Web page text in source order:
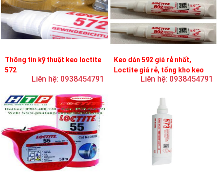
Thông tin kỹ thuật keo loctite
572
Liên hệ: 0938454791
Keo dán 592 giá rẻ nhất,
Loctite giá rẻ, tổng kho keo
Liên hệ: 0938454791